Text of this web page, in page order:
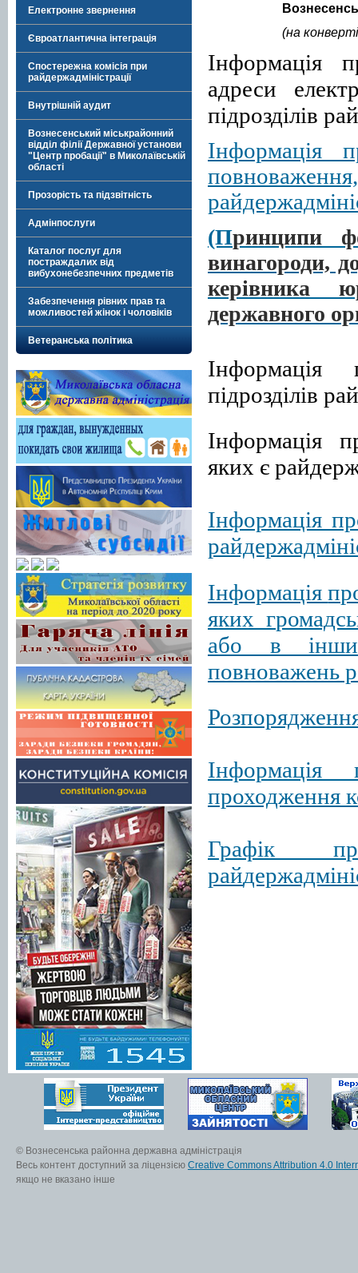
Електронне звернення
Євроатлантична інтеграція
Спостережна комісія при
райдержадміністрації
Внутрішній аудит
Вознесенський міськрайонний
відділ філії Державної установи
"Центр пробації" в Миколаївській
області
Прозорість та підзвітність
Адмінпослуги
Каталог послуг для
постраждалих від
вибухонебезпечних предметів
Забезпечення рівних прав та
можливостей жінок і чоловіків
Ветеранська політика
(на
Інформація
адреси
підрозділів
Інформація
(Принципи
винагороди,
керівника
державного
Інформація
підрозділів
Інформація
яких є
Інформація
Інформація
яких
або в
повноважень
проходження
Графік
рай
© Вознесенська районна державна адміністрація
Весь контент доступний за ліцензією Creative Commons Attribution 4.0
якщо не вказано інше